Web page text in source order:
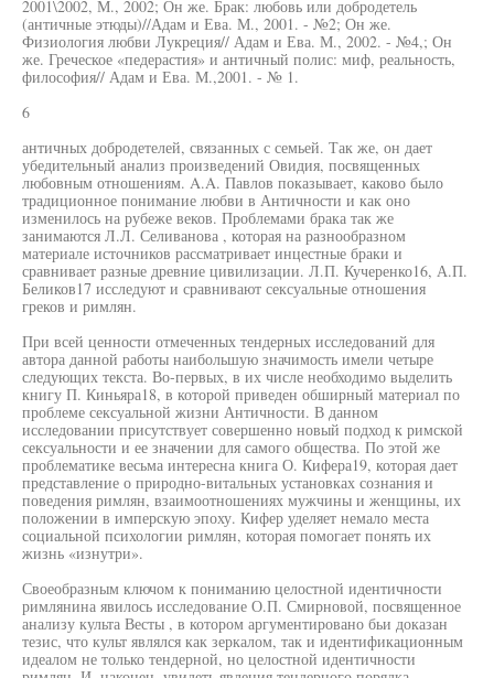
2001\2002, М., 2002; Он же. Брак: любовь или добродетель
(античные этюды)//Адам и Ева. М., 2001. - №2; Он же.
Физиология любви Лукреция// Адам и Ева. М., 2002. - №4,; Он
же. Греческое «педерастия» и античный полис: миф, реальность,
философия// Адам и Ева. М.,2001. - № 1.
6
античных добродетелей, связанных с семьей. Так же, он дает
убедительный анализ произведений Овидия, посвященных
любовным отношениям. A.A. Павлов показывает, каково было
традиционное понимание любви в Античности и как оно
изменилось на рубеже веков. Проблемами брака так же
занимаются Л.Л. Селиванова , которая на разнообразном
материале источников рассматривает инцестные браки и
сравнивает разные древние цивилизации. Л.П. Кучеренко16, А.П.
Беликов17 исследуют и сравнивают сексуальные отношения
греков и римлян.
При всей ценности отмеченных тендерных исследований для
автора данной работы наибольшую значимость имели четыре
следующих текста. Во-первых, в их числе необходимо выделить
книгу П. Киньяра18, в которой приведен обширный материал по
проблеме сексуальной жизни Античности. В данном
исследовании присутствует совершенно новый подход к римской
сексуальности и ее значении для самого общества. По этой же
проблематике весьма интересна книга О. Кифера19, которая дает
представление о природно-витальных установках сознания и
поведения римлян, взаимоотношениях мужчины и женщины, их
положении в имперскую эпоху. Кифер уделяет немало места
социальной психологии римлян, которая помогает понять их
жизнь «изнутри».
Своеобразным ключом к пониманию целостной идентичности
римлянина явилось исследование О.П. Смирновой, посвященное
анализу культа Весты , в котором аргументировано бьи доказан
тезис, что культ являлся как зеркалом, так и идентификационным
идеалом не только тендерной, но целостной идентичности